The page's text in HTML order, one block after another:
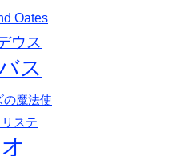
Oates
ウス
ス
の魔法使
ステ